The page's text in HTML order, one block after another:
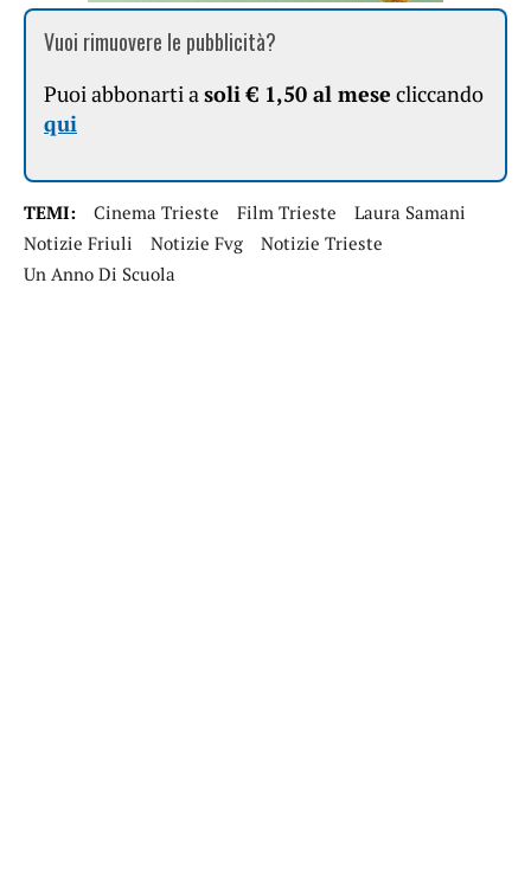
Vuoi rimuovere le pubblicità?
Puoi abbonarti a soli € 1,50 al mese cliccando
qui
TEMI: Cinema Trieste Film Trieste
Laura Samani
Notizie Friuli
Notizie Fvg
Notizie Trieste
Un Anno Di Scuola